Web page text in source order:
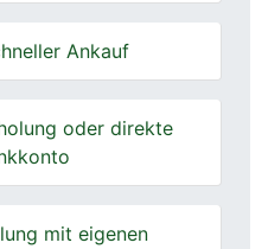
Ankauf
oder direkte
mit eigenen